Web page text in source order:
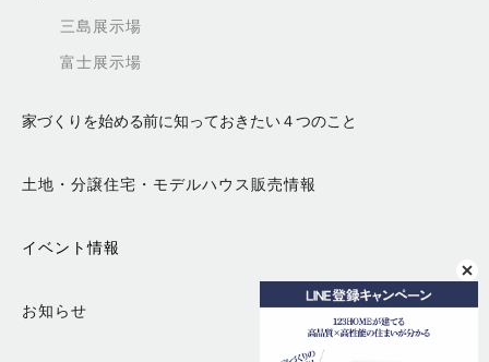
三島展示場
富士展示場
家づくりを始める前に知っておきたい４つのこと
土地・分譲住宅・モデルハウス販売情報
イベント情報
お知らせ